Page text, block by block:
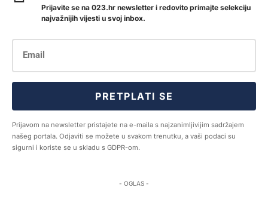
Prijavite se na 023.hr newsletter i redovito primajte selekciju
najvažnijih vijesti u svoj inbox.
PRETPLATI SE
Prijavom na newsletter pristajete na e-maila s najzanimljivijim sadržajem
našeg portala. Odjaviti se možete u svakom trenutku, a vaši podaci su
sigurni i koriste se u skladu s GDPR-om.
- OGLAS -